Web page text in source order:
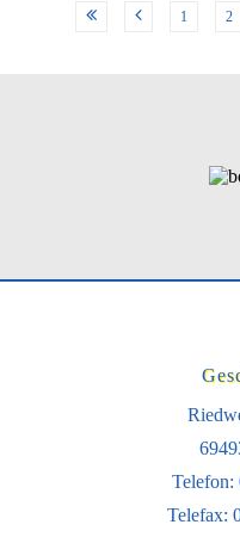
1 2
Telefon:
Telefax: